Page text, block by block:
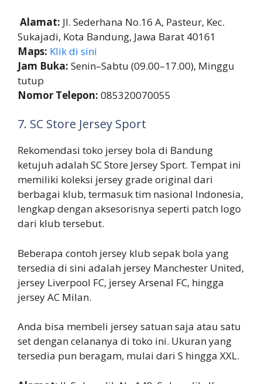
Alamat: Jl. Sederhana No.16 A, Pasteur, Kec.
Sukajadi, Kota Bandung, Jawa Barat 40161
Maps: Klik di sini
Jam Buka: Senin–Sabtu (09.00–17.00), Minggu
tutup
Nomor Telepon: 085320070055
7. SC Store Jersey Sport
Rekomendasi toko jersey bola di Bandung
ketujuh adalah SC Store Jersey Sport. Tempat ini
memiliki koleksi jersey grade original dari
berbagai klub, termasuk tim nasional Indonesia,
lengkap dengan aksesorisnya seperti patch logo
dari klub tersebut.
Beberapa contoh jersey klub sepak bola yang
tersedia di sini adalah jersey Manchester United,
jersey Liverpool FC, jersey Arsenal FC, hingga
jersey AC Milan.
Anda bisa membeli jersey satuan saja atau satu
set dengan celananya di toko ini. Ukuran yang
tersedia pun beragam, mulai dari S hingga XXL.